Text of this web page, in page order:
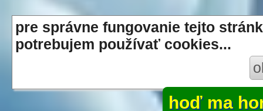
pre správne fungovanie tejto
potrebujem používať cookies...
hoď ma